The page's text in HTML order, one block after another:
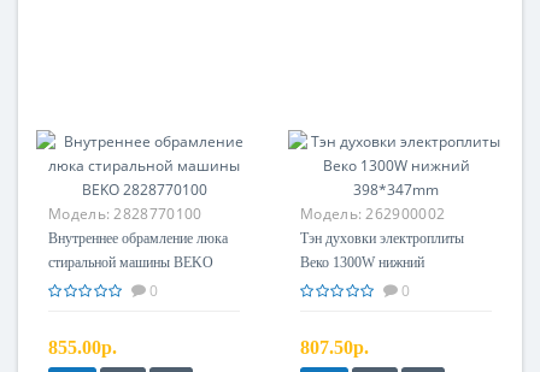
Модель:2828770100
Внутреннее обрамление люка
стиральной машины BEKO
2828770100
0
855.00р.
Модель:262900002
Тэн духовки электроплиты
Веко 1300W нижний
398*347mm
0
807.50р.